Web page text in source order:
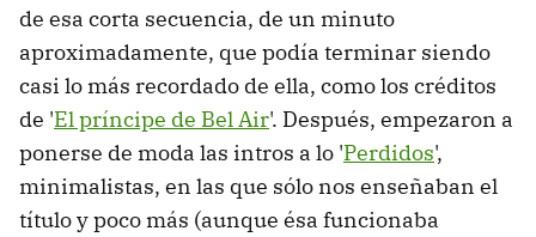
de esa corta secuencia, de un minuto
aproximadamente, que podía terminar siendo
casi lo más recordado de ella, como los créditos
de 'El príncipe de Bel Air'. Después, empezaron a
ponerse de moda las intros a lo 'Perdidos',
minimalistas, en las que sólo nos enseñaban el
título y poco más (aunque ésa funcionaba